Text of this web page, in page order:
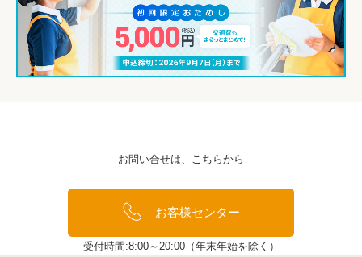
お問い合せは、こちらから
お客様センター
受付時間:8:00～20:00（年末年始を除く）